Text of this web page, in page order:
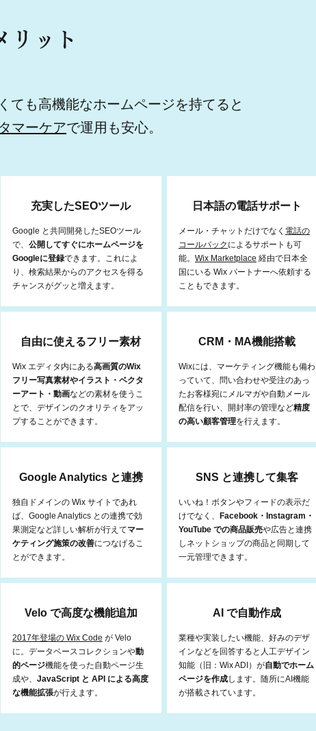
リット
ても高機能なホームページを持てると
マーケアで運用も安心。
充実したSEOツール
Google と共同開発したSEOツール
で、 公開してすぐにホームページを
Googleに登録できます。これによ
り、検索結果からのアクセスを得る
チャンスがグッと増えます。
自由に使えるフリー素材
Wix エディタ内にある高画質のWix
フリー写真素材やイラスト・ベクタ
ーアート・動画などの素材を使うこ
とで、デザインのクオリティをアッ
プすることができます。
Google Analytics と連携
独自ドメインの Wix サイトであれ
ば、Google Analytics との連携で効
果測定など詳しい解析が行えてマー
ケティング施策の改善につなげるこ
とができます。
Velo で高度な機能追加
2017年登場の Wix Code が Velo
に。データベースコレクションや動
的ページ機能を使った自動ページ生
成や、 JavaScript と API による高度
な機能拡張が行えます。
日本語の電話サポート
メール・チャットだけでなく 電話の
コールバック によるサポートも可
能。 Wix Marketplace 経由で日本全
国にいる Wix パートナーへ依頼する
こともできます。
CRM・MA機能搭載
Wixには、マーケティング機能も備わ
っていて、問い合わせや受注のあっ
たお客様宛にメルマガや自動メール
配信を行い、開封率の管理など精度
の高い顧客管理を行えます。
SNS と連携して集客
いいね！ボタンやフィードの表示だ
けでなく、
Facebook・Instagram・
YouTube での商品販売や広告と連携
しネットショップの商品と同期して
一元管理できます。
AI で自動作成
業種や実装したい機能、好みのデザ
インなどを回答すると人工デザイン
知能（旧：Wix ADI）が自動でホーム
ページを作成します。随所にAI機能
が搭載されています。